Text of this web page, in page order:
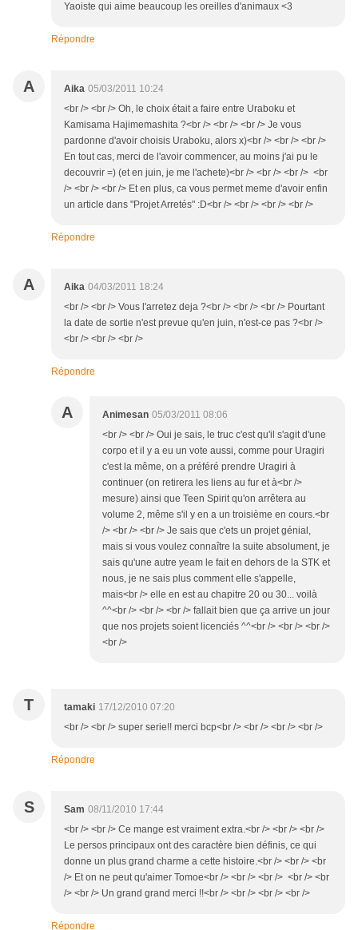
Yaoiste qui aime beaucoup les oreilles d'animaux <3
Répondre
A Aika 05/03/2011 10:24
<br /> <br /> Oh, le choix était a faire entre Uraboku et
Kamisama Hajimemashita ?<br /> <br /> <br /> Je vous
pardonne d'avoir choisis Uraboku, alors x)<br /> <br /> <br />
En tout cas, merci de l'avoir commencer, au moins j'ai pu le
decouvrir =) (et en juin, je me l'achete)<br /> <br /> <br /> <br
/> <br /> <br /> Et en plus, ca vous permet meme d'avoir enfin
un article dans "Projet Arretés" :D<br /> <br /> <br /> <br />
Répondre
A Aika 04/03/2011 18:24
<br /> <br /> Vous l'arretez deja ?<br /> <br /> <br /> Pourtant
la date de sortie n'est prevue qu'en juin, n'est-ce pas ?<br />
<br /> <br /> <br />
Répondre
A Animesan 05/03/2011 08:06
<br /> <br /> Oui je sais, le truc c'est qu'il s'agit d'une
corpo et il y a eu un vote aussi, comme pour Uragiri
c'est la même, on a préféré prendre Uragiri à
continuer (on retirera les liens au fur et à<br />
mesure) ainsi que Teen Spirit qu'on arrêtera au
volume 2, même s'il y en a un troisième en cours.<br
/> <br /> <br /> Je sais que c'ets un projet génial,
mais si vous voulez connaître la suite absolument, je
sais qu'une autre yeam le fait en dehors de la STK et
nous, je ne sais plus comment elle s'appelle,
mais<br /> elle en est au chapitre 20 ou 30... voilà
^^<br /> <br /> <br /> fallait bien que ça arrive un jour
que nos projets soient licenciés ^^<br /> <br /> <br />
<br />
T tamaki 17/12/2010 07:20
<br /> <br /> super serie!! merci bcp<br /> <br /> <br /> <br />
Répondre
S Sam 08/11/2010 17:44
<br /> <br /> Ce mange est vraiment extra.<br /> <br /> <br />
Le persos principaux ont des caractère bien définis, ce qui
donne un plus grand charme a cette histoire.<br /> <br /> <br
/> Et on ne peut qu'aimer Tomoe<br /> <br /> <br /> <br /> <br
/> <br /> Un grand grand merci !!<br /> <br /> <br /> <br />
Répondre